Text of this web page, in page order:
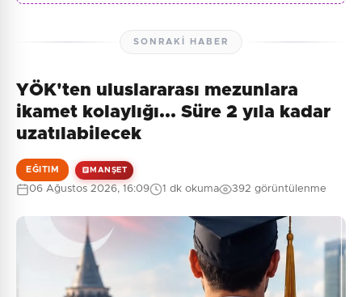
SONRAKI HABER
YÖK'ten uluslararası mezunlara
ikamet kolaylığı... Süre 2 yıla kadar
uzatılabilecek
EĞITIM MANŞET
06 Ağustos 2026, 16:09 1 dk okuma 392 görüntülenme